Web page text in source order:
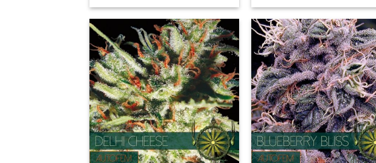
prix :
à
€25,00
prix :
à
€25,00